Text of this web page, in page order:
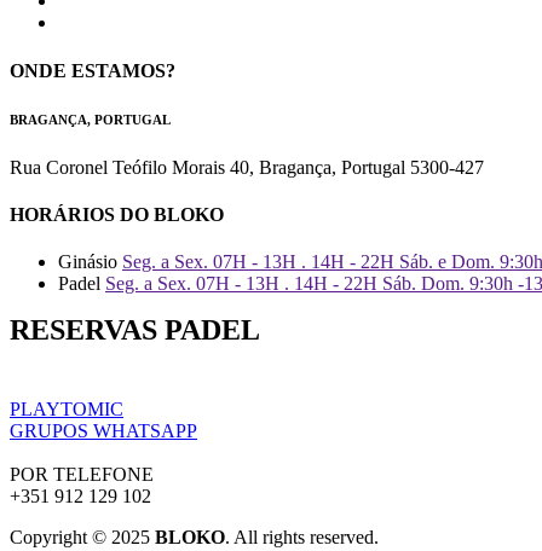
ONDE ESTAMOS?
BRAGANÇA, PORTUGAL
Rua Coronel Teófilo Morais 40, Bragança, Portugal 5300-427
HORÁRIOS DO BLOKO
Ginásio Seg. a Sex. 07H - 13H . 14H - 22H Sáb. e Dom.
Padel Seg. a Sex. 07H - 13H . 14H - 22H Sáb. Dom. 9:30h -
RESERVAS PADEL
PLAYTOMIC
GRUPOS WHATSAPP
POR TELEFONE
+351 912 129 102
Copyright © 2025 BLOKO. All rights reserved.